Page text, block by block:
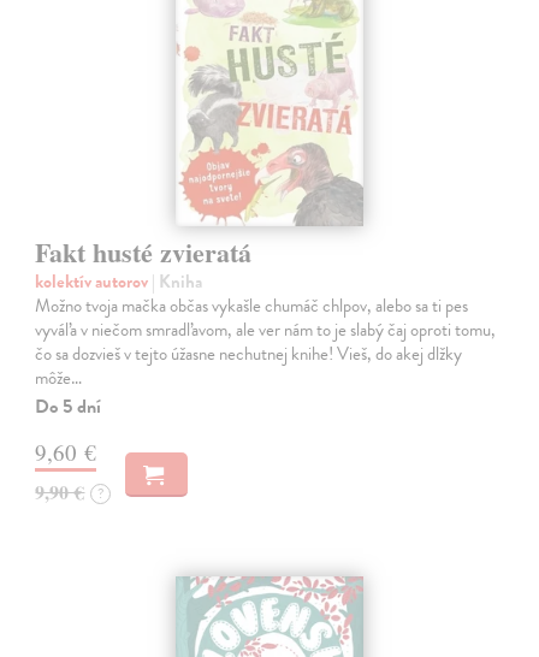
Fakt husté zvieratá
kolektív autorov| Kniha
Možno tvoja mačka občas vykašle chumáč chlpov, alebo sa ti pes
vyváľa v niečom smradľavom, ale ver nám to je slabý čaj oproti tomu,
čo sa dozvieš v tejto úžasne nechutnej knihe! Vieš, do akej dlžky
môže…
Do 5 dní
9,60 €
9,90 € ?